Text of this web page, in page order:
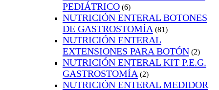
PEDIÁTRICO (6)
NUTRICIÓN ENTERAL BOTONES
DE GASTROSTOMÍA (81)
NUTRICIÓN ENTERAL
EXTENSIONES PARA BOTÓN (2)
NUTRICIÓN ENTERAL KIT P.E.G.
GASTROSTOMÍA (2)
NUTRICIÓN ENTERAL MEDIDOR